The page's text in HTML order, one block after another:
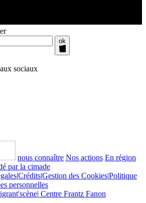
ok
sociaux
nous connaître Nos actions En région
par la cimade
|Crédits|Gestion des Cookies|Politique
personnelles
| Centre Frantz Fanon